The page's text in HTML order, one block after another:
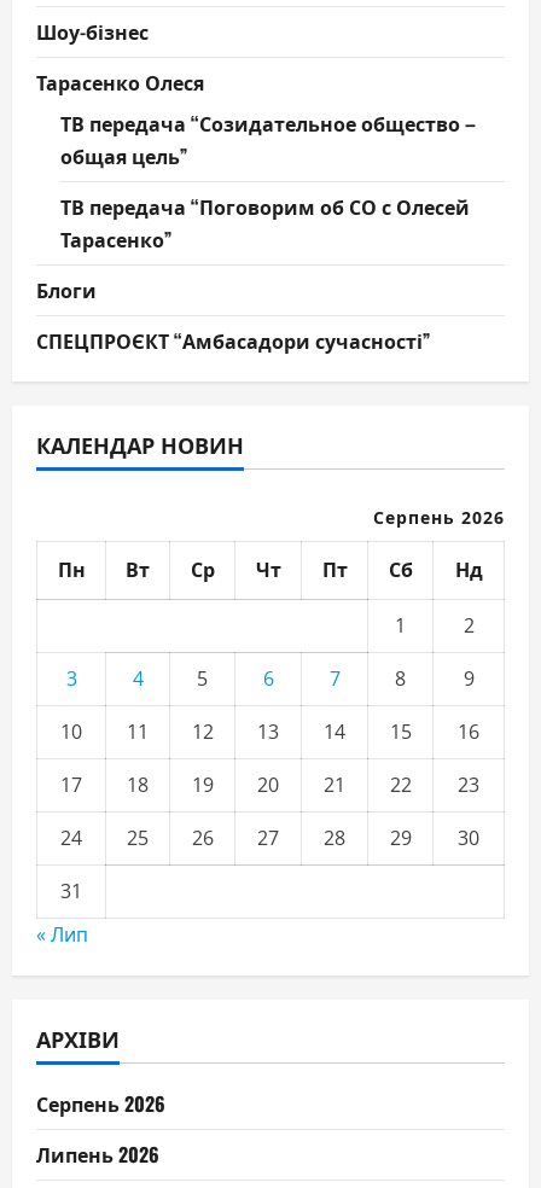
Шоу-бізнес
Тарасенко Олеся
ТВ передача “Созидательное общество –
общая цель”
ТВ передача “Поговорим об СО с Олесей
Тарасенко”
Блоги
СПЕЦПРОЄКТ “Амбасадори сучасності”
КАЛЕНДАР НОВИН
Серпень 2026
Пн Вт Ср Чт Пт Сб Нд
1
2
3
4 5 6 7 8
9
10
11 12 13 14 15
16
17
18 19 20 21 22
23
24
25 26 27 28 29
30
31
« Лип
АРХІВИ
Серпень 2026
Липень 2026